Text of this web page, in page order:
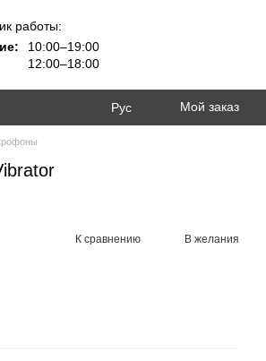
работы:
10:00–19:00
12:00–18:00
Рус Мой заказ
К сравнению В желания